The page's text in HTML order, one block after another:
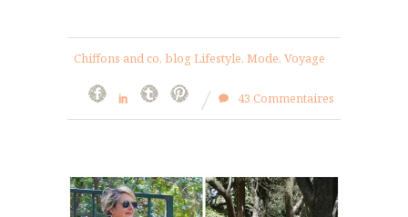
Chiffons and co, blog Lifestyle, Mode, Voyage
43 Commentaires